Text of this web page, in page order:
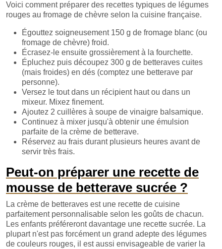
Voici comment préparer des recettes typiques de légumes
rouges au fromage de chèvre selon la cuisine française.
Égouttez soigneusement 150 g de fromage blanc (ou
fromage de chèvre) froid.
Écrasez-le ensuite grossièrement à la fourchette.
Épluchez puis découpez 300 g de betteraves cuites
(mais froides) en dés (comptez une betterave par
personne).
Versez le tout dans un récipient haut ou dans un
mixeur. Mixez finement.
Ajoutez 2 cuillères à soupe de vinaigre balsamique.
Continuez à mixer jusqu'à obtenir une émulsion
parfaite de la crème de betterave.
Réservez au frais durant plusieurs heures avant de
servir très frais.
Peut-on préparer une recette de
mousse de betterave sucrée ?
La crème de betteraves est une recette de cuisine
parfaitement personnalisable selon les goûts de chacun.
Les enfants préféreront davantage une recette sucrée. La
plupart n'est pas forcément un grand adepte des légumes
de couleurs rouges, il est aussi envisageable de varier la